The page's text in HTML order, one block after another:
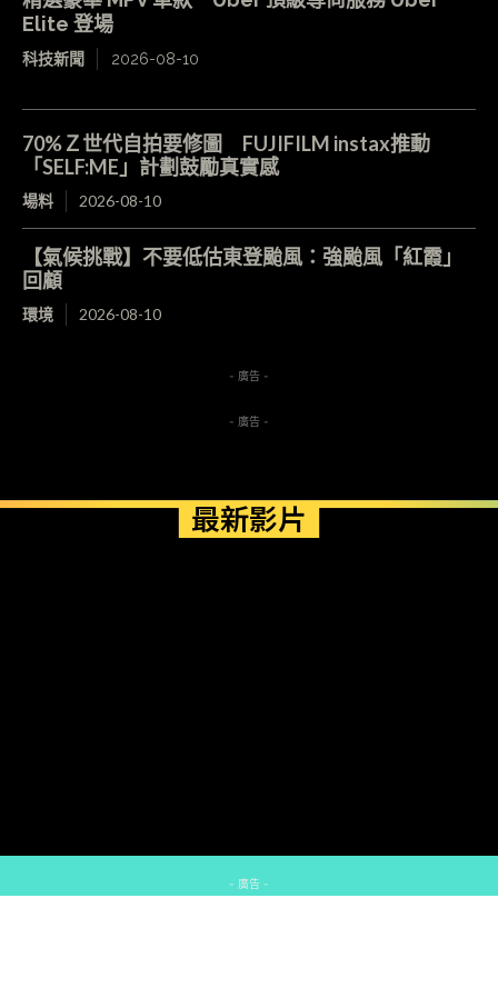
Elite 登場
科技新聞 2026-08-10
70%Ｚ世代自拍要修圖 FUJIFILM instax推動
「SELF:ME」計劃鼓勵真實感
場料 2026-08-10
【氣候挑戰】不要低估東登颱風：強颱風「紅霞」
回顧
環境 2026-08-10
- 廣告 -
- 廣告 -
最新影片
- 廣告 -